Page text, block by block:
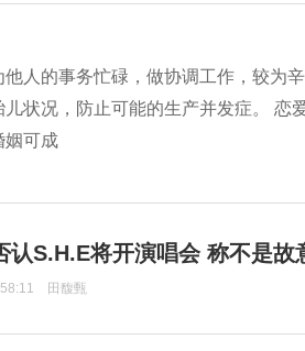
人的事务忙碌，做协调工作，较为
状况，防止可能的生产并发症。 恋
姻可成
认S.H.E将开演唱会 称不是故
田馥甄